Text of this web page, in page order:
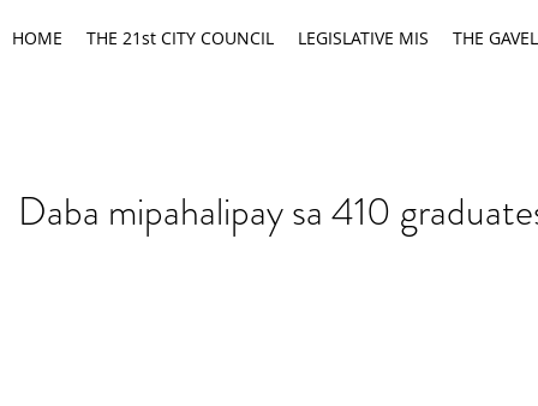
HOME THE 21st CITY COUNCIL LEGISLATIVE MIS THE GAVEL
Daba mipahalipay sa 410